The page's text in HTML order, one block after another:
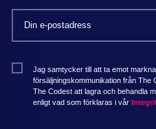
Jag samtycker till att ta emot
försäljningskommunikation från The
The Codest att lagra och behandla
enligt vad som förklaras i vår